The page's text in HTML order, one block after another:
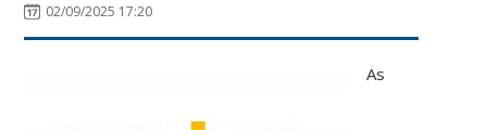
02/09/2025 17:20
As